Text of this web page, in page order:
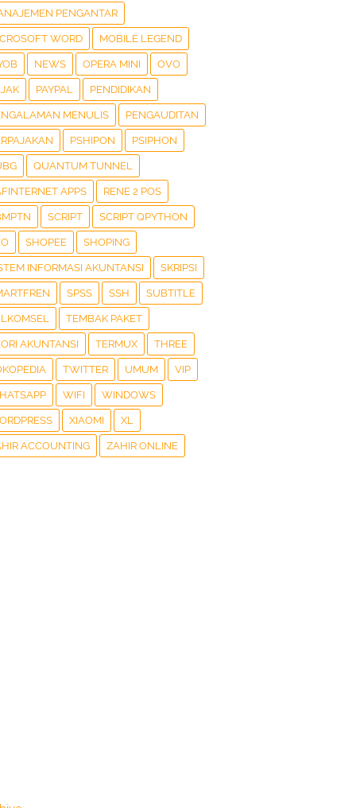
PENGANTAR
WORD MOBILE LEGEND
NEWS OPERA MINI OVO
PAYPAL PENDIDIKAN
MENULIS PENGAUDITAN
PSHIPON PSIPHON
QUANTUM TUNNEL
APPS RENE 2 POS
SCRIPT SCRIPT QPYTHON
SHOPEE SHOPING
INFORMASI AKUNTANSI SKRIPSI
SPSS SSH SUBTITLE
TEMBAK PAKET
AKUNTANSI TERMUX THREE
TWITTER UMUM VIP
WIFI WINDOWS
XIAOMI XL
ACCOUNTING ZAHIR ONLINE